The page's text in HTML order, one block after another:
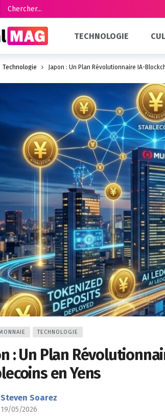
TECHNOLOGIE
Technologie Japon : Un Plan Révolutionnaire IA-
TECHNOLOGIE
: Un Plan
en Yens
Steven Soarez
19/05/2026